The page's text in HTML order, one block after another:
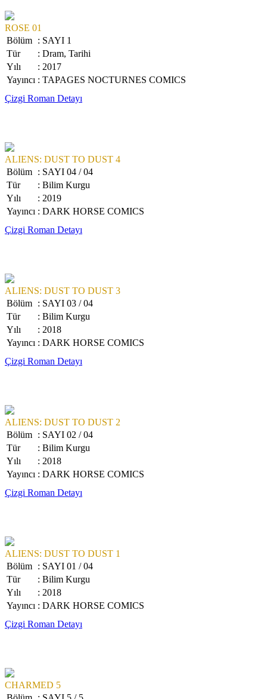
ROSE 01
Bölüm : SAYI 1
Tür
: Dram, Tarihi
Yılı
: 2017
Yayıncı : TAPAGES NOCTURNES COMICS
Çizgi Roman Detayı
ALIENS: DUST TO DUST 4
Bölüm : SAYI 04 / 04
Tür
: Bilim Kurgu
Yılı
: 2019
Yayıncı : DARK HORSE COMICS
Çizgi Roman Detayı
ALIENS: DUST TO DUST 3
Bölüm : SAYI 03 / 04
Tür
: Bilim Kurgu
Yılı
: 2018
Yayıncı : DARK HORSE COMICS
Çizgi Roman Detayı
ALIENS: DUST TO DUST 2
Bölüm : SAYI 02 / 04
Tür
: Bilim Kurgu
Yılı
: 2018
Yayıncı : DARK HORSE COMICS
Çizgi Roman Detayı
ALIENS: DUST TO DUST 1
Bölüm : SAYI 01 / 04
Tür
: Bilim Kurgu
Yılı
: 2018
Yayıncı : DARK HORSE COMICS
Çizgi Roman Detayı
CHARMED 5